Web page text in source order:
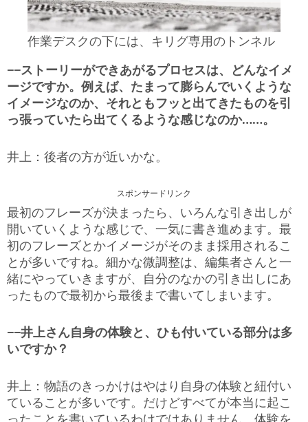
作業デスクの下には、キリグ専用のトンネル
−−ストーリーができあがるプロセスは、どんなイメ
ージですか。例えば、たまって膨らんでいくような
イメージなのか、それともフッと出てきたものを引
っ張っていたら出てくるような感じなのか……。
井上：後者の方が近いかな。
スポンサードリンク
最初のフレーズが決まったら、いろんな引き出しが
開いていくような感じで、一気に書き進めます。最
初のフレーズとかイメージがそのまま採用されるこ
とが多いですね。細かな微調整は、編集者さんと一
緒にやっていきますが、自分のなかの引き出しにあ
ったもので最初から最後まで書いてしまいます。
−−井上さん自身の体験と、ひも付いている部分は多
いですか？
井上：物語のきっかけはやはり自身の体験と紐付い
ていることが多いです。だけどすべてが本当に起こ
ったことを書いているわけではありません。体験を